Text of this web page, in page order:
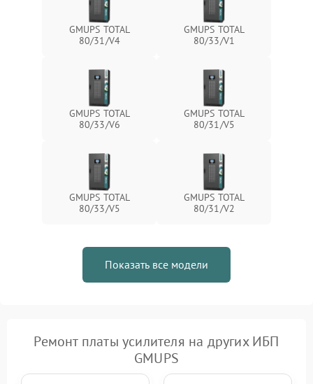
Неисправность системы
мониторинга
Подробнее →
Повреждение внутренних
Подробнее →
Неисправность системы
Подробнее →
Поломка системы защиты
Подробнее →
Неисправность системы
Повреждение системы
защиты от перегрева
перенапряжения
GMUPS TOTAL
80/31/V4
GMUPS TOTAL
80/33/V1
GMUPS TOTAL
80/33/V6
GMUPS TOTAL
80/31/V5
GMUPS TOTAL
80/33/V5
GMUPS TOTAL
80/31/V2
Показать все модели
Ремонт платы усилителя на других ИБП
GMUPS